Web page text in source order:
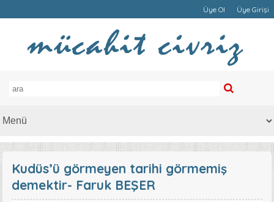
Üye Ol Üye Girişi
Kudüs’ü görmeyen tarihi görmemiş
demektir- Faruk BEŞER